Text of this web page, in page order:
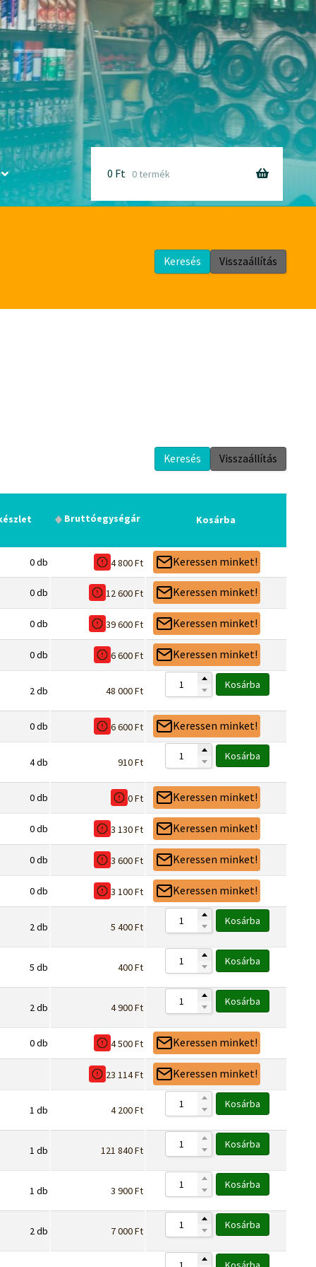
0 Ft 0 termék
Keresés Visszaállítás
Keresés Visszaállítás
Bruttó egységár Kosárba
Bruttóegységár Kosárba
0db 4 800Ft Keressen minket!
0db 12 600Ft Keressen minket!
0db 39 600Ft Keressen minket!
0db 6 600Ft Keressen minket!
2db 48 000Ft Kosárba
0db 6 600Ft Keressen minket!
4db 910Ft Kosárba
0db 0Ft Keressen minket!
0db 3 130Ft Keressen minket!
0db 3 600Ft Keressen minket!
0db 3 100Ft Keressen minket!
2db 5 400Ft Kosárba
5 db 400Ft Kosárba
2db 4 900Ft Kosárba
0db 4 500Ft Keressen minket!
23 114Ft Keressen minket!
1 db 4 200Ft Kosárba
1 db 121 840Ft Kosárba
1 db 3 900Ft Kosárba
2db 7 000Ft Kosárba